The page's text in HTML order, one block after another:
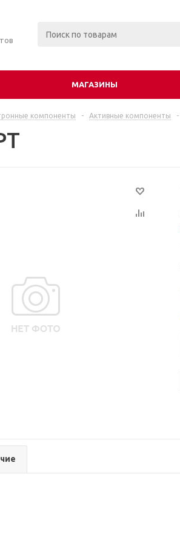
МАГАЗИНЫ
компоненты - Активные компоненты -